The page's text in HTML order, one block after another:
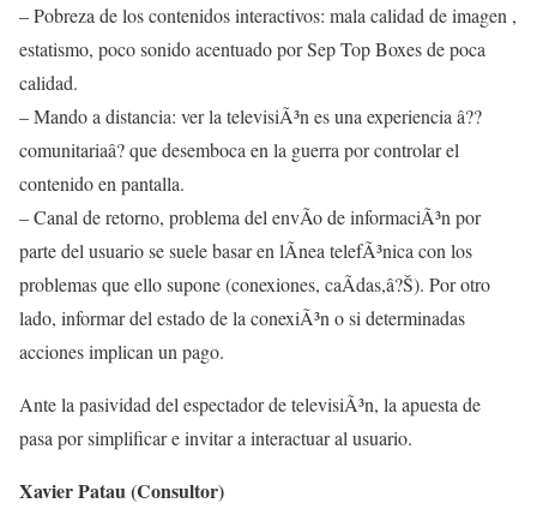
– Pobreza de los contenidos interactivos: mala calidad de imagen ,
estatismo, poco sonido acentuado por Sep Top Boxes de poca
calidad.
– Mando a distancia: ver la televisiÃ³n es una experiencia â??
comunitariaâ? que desemboca en la guerra por controlar el
contenido en pantalla.
– Canal de retorno, problema del envÃ­o de informaciÃ³n por
parte del usuario se suele basar en lÃ­nea telefÃ³nica con los
problemas que ello supone (conexiones, caÃ­das,â?Š). Por otro
lado, informar del estado de la conexiÃ³n o si determinadas
acciones implican un pago.
Ante la pasividad del espectador de televisiÃ³n, la apuesta de
pasa por simplificar e invitar a interactuar al usuario.
Xavier Patau (Consultor)